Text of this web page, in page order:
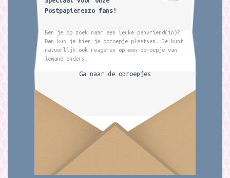
Postpapierenzo fans!
Ben je op zoek naar een leuke penvriend(in)?
Dan kun je hier je oproepje plaatsen. Je kunt
natuurlijk ook reageren op een oproepje van
iemand anders.
Ga naar de oproepjes